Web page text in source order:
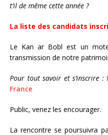
t’il de même cette année ?
La liste des candidats
Le Kan ar Bobl est un
transmission de notre
Pour tout savoir et s’inscrire :
France
Public, venez les encourager.
La rencontre se poursuivra